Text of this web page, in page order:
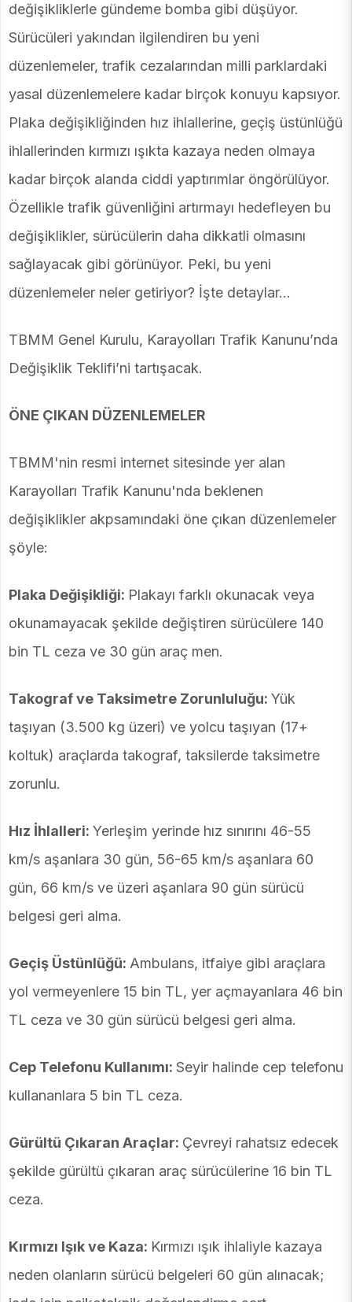
değişikliklerle gündeme bomba gibi düşüyor.
Sürücüleri yakından ilgilendiren bu yeni
düzenlemeler, trafik cezalarından milli parklardaki
yasal düzenlemelere kadar birçok konuyu kapsıyor.
Plaka değişikliğinden hız ihlallerine, geçiş üstünlüğü
ihlallerinden kırmızı ışıkta kazaya neden olmaya
kadar birçok alanda ciddi yaptırımlar öngörülüyor.
Özellikle trafik güvenliğini artırmayı hedefleyen bu
değişiklikler, sürücülerin daha dikkatli olmasını
sağlayacak gibi görünüyor. Peki, bu yeni
düzenlemeler neler getiriyor? İşte detaylar...
TBMM Genel Kurulu, Karayolları Trafik Kanunu’nda
Değişiklik Teklifi’ni tartışacak.
ÖNE ÇIKAN DÜZENLEMELER
TBMM'nin resmi internet sitesinde yer alan
Karayolları Trafik Kanunu'nda beklenen
değişiklikler akpsamındaki öne çıkan düzenlemeler
şöyle:
Plaka Değişikliği: Plakayı farklı okunacak veya
okunamayacak şekilde değiştiren sürücülere 140
bin TL ceza ve 30 gün araç men.
Takograf ve Taksimetre Zorunluluğu: Yük
taşıyan (3.500 kg üzeri) ve yolcu taşıyan (17+
koltuk) araçlarda takograf, taksilerde taksimetre
zorunlu.
Hız İhlalleri: Yerleşim yerinde hız sınırını 46-55
km/s aşanlara 30 gün, 56-65 km/s aşanlara 60
gün, 66 km/s ve üzeri aşanlara 90 gün sürücü
belgesi geri alma.
Geçiş Üstünlüğü: Ambulans, itfaiye gibi araçlara
yol vermeyenlere 15 bin TL, yer açmayanlara 46 bin
TL ceza ve 30 gün sürücü belgesi geri alma.
Cep Telefonu Kullanımı: Seyir halinde cep telefonu
kullananlara 5 bin TL ceza.
Gürültü Çıkaran Araçlar: Çevreyi rahatsız edecek
şekilde gürültü çıkaran araç sürücülerine 16 bin TL
ceza.
Kırmızı Işık ve Kaza: Kırmızı ışık ihlaliyle kazaya
neden olanların sürücü belgeleri 60 gün alınacak;